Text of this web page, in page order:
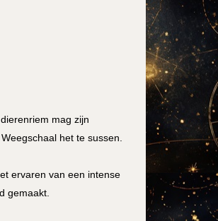
mag zijn
het te sussen.
ervaren van een intense
gemaakt.